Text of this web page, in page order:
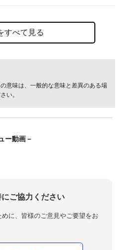
すべて見る
意味は、一般的な意味と差異のある場
い。
ー動画－
ご協力ください
に、皆様のご意見やご要望をお